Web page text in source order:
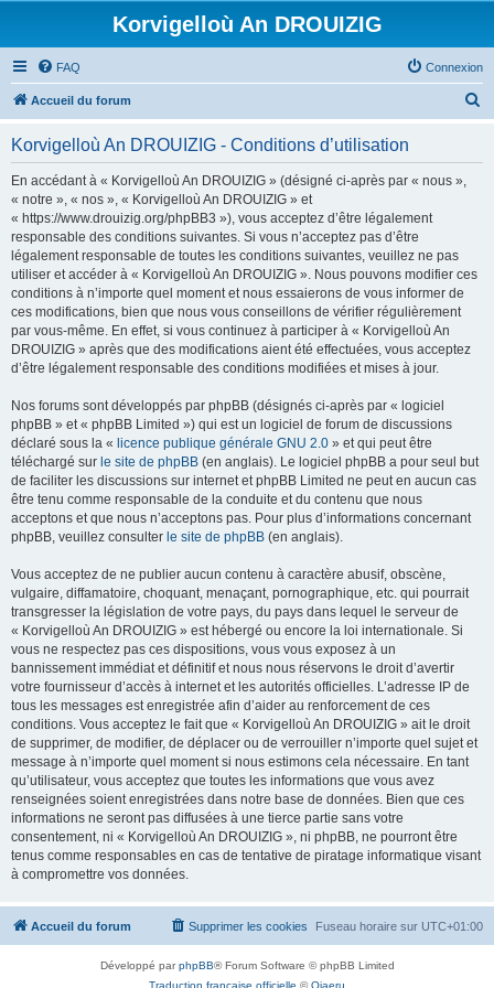
Korvigelloù An DROUIZIG
FAQ Connexion
Accueil du forum
Korvigelloù An DROUIZIG - Conditions d’utilisation
En accédant à « Korvigelloù An DROUIZIG » (désigné ci-après par « nous »,
« notre », « nos », « Korvigelloù An DROUIZIG » et
« https://www.drouizig.org/phpBB3 »), vous acceptez d’être légalement
responsable des conditions suivantes. Si vous n’acceptez pas d’être
légalement responsable de toutes les conditions suivantes, veuillez ne pas
utiliser et accéder à « Korvigelloù An DROUIZIG ». Nous pouvons modifier ces
conditions à n’importe quel moment et nous essaierons de vous informer de
ces modifications, bien que nous vous conseillons de vérifier régulièrement
par vous-même. En effet, si vous continuez à participer à « Korvigelloù An
DROUIZIG » après que des modifications aient été effectuées, vous acceptez
d’être légalement responsable des conditions modifiées et mises à jour.
Nos forums sont développés par phpBB (désignés ci-après par « logiciel
phpBB » et « phpBB Limited ») qui est un logiciel de forum de discussions
déclaré sous la « licence publique générale GNU 2.0 » et qui peut être
téléchargé sur le site de phpBB (en anglais). Le logiciel phpBB a pour seul but
de faciliter les discussions sur internet et phpBB Limited ne peut en aucun cas
être tenu comme responsable de la conduite et du contenu que nous
acceptons et que nous n’acceptons pas. Pour plus d’informations concernant
phpBB, veuillez consulter le site de phpBB (en anglais).
Vous acceptez de ne publier aucun contenu à caractère abusif, obscène,
vulgaire, diffamatoire, choquant, menaçant, pornographique, etc. qui pourrait
transgresser la législation de votre pays, du pays dans lequel le serveur de
« Korvigelloù An DROUIZIG » est hébergé ou encore la loi internationale. Si
vous ne respectez pas ces dispositions, vous vous exposez à un
bannissement immédiat et définitif et nous nous réservons le droit d’avertir
votre fournisseur d’accès à internet et les autorités officielles. L’adresse IP de
tous les messages est enregistrée afin d’aider au renforcement de ces
conditions. Vous acceptez le fait que « Korvigelloù An DROUIZIG » ait le droit
de supprimer, de modifier, de déplacer ou de verrouiller n’importe quel sujet et
message à n’importe quel moment si nous estimons cela nécessaire. En tant
qu’utilisateur, vous acceptez que toutes les informations que vous avez
renseignées soient enregistrées dans notre base de données. Bien que ces
informations ne seront pas diffusées à une tierce partie sans votre
consentement, ni « Korvigelloù An DROUIZIG », ni phpBB, ne pourront être
tenus comme responsables en cas de tentative de piratage informatique visant
à compromettre vos données.
Accueil du forum Fuseau horaire sur UTC+01:00
Supprimer les cookies
Développé parphpBB® Forum Software © phpBB Limited
Traduction française officielle ©Qiaeru